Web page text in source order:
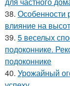
38. Особенности
влияние на
39. 5 веселых
подоконнике.
подоконнике
40. Урожайный